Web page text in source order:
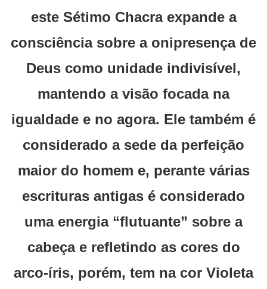
este Sétimo Chacra expande a
consciência sobre a onipresença de
Deus como unidade indivisível,
mantendo a visão focada na
igualdade e no agora. Ele também é
considerado a sede da perfeição
maior do homem e, perante várias
escrituras antigas é considerado
uma energia “flutuante” sobre a
cabeça e refletindo as cores do
arco-íris, porém, tem na cor Violeta